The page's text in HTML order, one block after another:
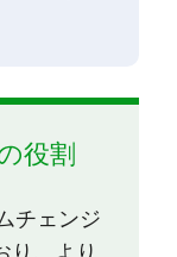
役割
チェンジ
り、より